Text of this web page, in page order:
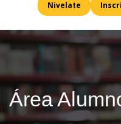
Nivelate
Área